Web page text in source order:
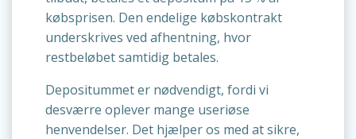
købsprisen. Den endelige købskontrakt
underskrives ved afhentning, hvor
restbeløbet samtidig betales.
Depositummet er nødvendigt, fordi vi
desværre oplever mange useriøse
henvendelser. Det hjælper os med at sikre,